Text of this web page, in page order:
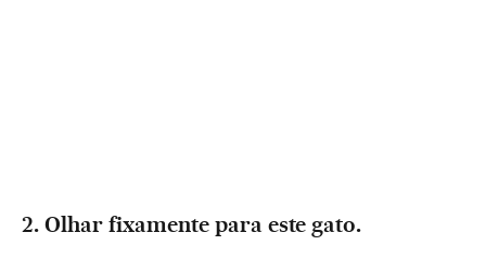
2. Olhar fixamente para este gato.